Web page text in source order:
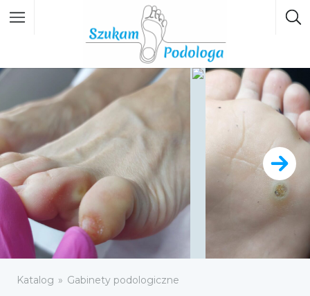
Katalog Gabinety podologiczne